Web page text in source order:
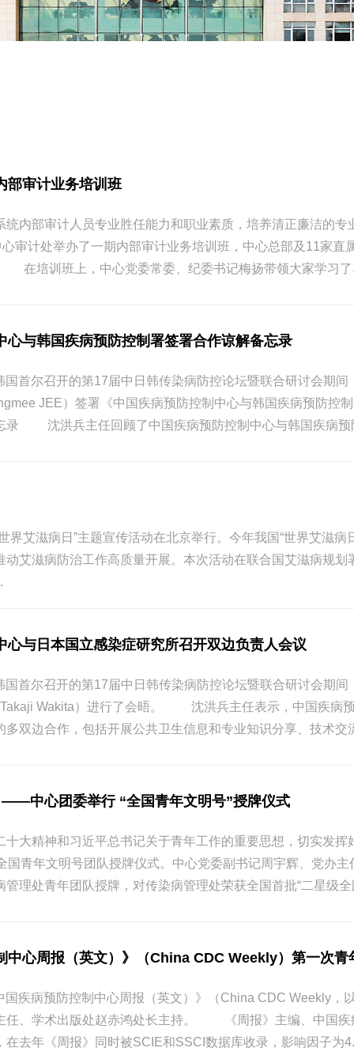
部审计业务培训班
统内部审计人员专业胜任能力和职业素质，培养清正廉洁的
审计处举办了一期内部审计业务培训班，中心总部及11家
培训班上，中心党委常委、纪委书记梅扬带领大家学习了
心与韩国疾病预防控制署签署合作谅解备忘录
国首尔召开的第17届中日韩传染病防控论坛暨联合研讨会期
JEE）签署《中国疾病预防控制中心与韩国疾病预防
录 沈洪兵主任回顾了中国疾病预防控制中心与韩国疾病预
艾滋病日”主题宣传活动在北京举行。今年我国“世界艾滋
艾滋病防治工作高质量开展。本次活动在联合国艾滋病规
心与日本国立感染症研究所召开双边负责人会议
国首尔召开的第17届中日韩传染病防控论坛暨联合研讨会期
Wakita）进行了会晤。 沈洪兵主任表示，中国疾病
多双边合作，包括开展公共卫生信息和专业知识分享、技术
中心团委举行 “全国青年文明号”授牌仪式
大精神和习近平总书记关于青年工作的重要思想，切实发挥
国青年文明号团队授牌仪式。中心党委副书记周宇辉、党
理处青年团队授牌，对传染病管理处荣获全国首批“二星级
中心周报（英文）》（China CDC Weekly）第一次青
国疾病预防控制中心周报（英文）》（China CDC Weekly
任、学术出版处赵赤鸿处长主持。 《周报》主编、中国疾
在去年《周报》同时被SCIE和SSCI数据库收录，影响因子